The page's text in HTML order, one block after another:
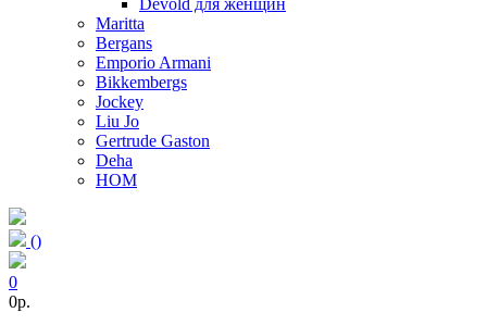
Devold для женщин
Maritta
Bergans
Emporio Armani
Bikkembergs
Jockey
Liu Jo
Gertrude Gaston
Deha
HOM
()
0
0p.